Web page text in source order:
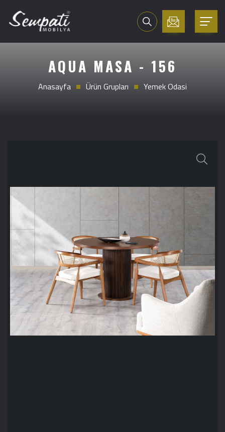
AQUA MASA - 156
Anasayfa Ürün Grupları Yemek Odasi